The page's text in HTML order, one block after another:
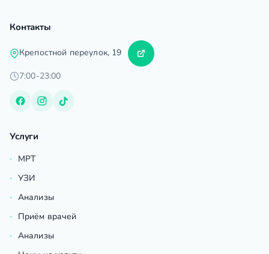
Контакты
Крепостной переулок, 19
7:00-23:00
Услуги
МРТ
УЗИ
Анализы
Приём врачей
Анализы